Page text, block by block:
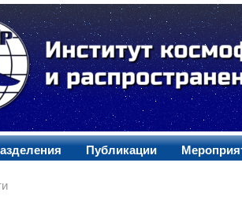
Публикации